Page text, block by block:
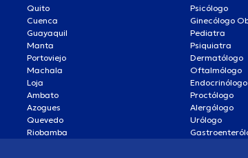
Quito
Cuenca
Guayaquil
Manta
Portoviejo
Machala
Loja
Ambato
Azogues
Quevedo
Riobamba
Psicólogo
Ginecólogo
Pediatra
Psiquiatra
Dermatólogo
Oftalmólogo
Endocrinólogo
Proctólogo
Alergólogo
Urólogo